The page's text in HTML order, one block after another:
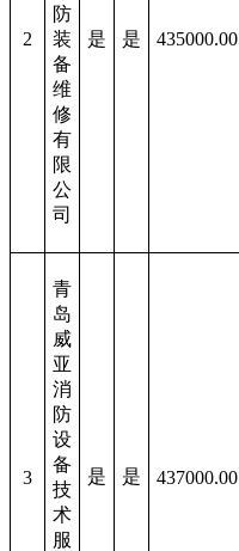
2
防
装
备
维
修
有
限
公
司
是 是 435000.00
3
青
岛
威
亚
消
防
设
备
技
术
服
是 是 437000.00